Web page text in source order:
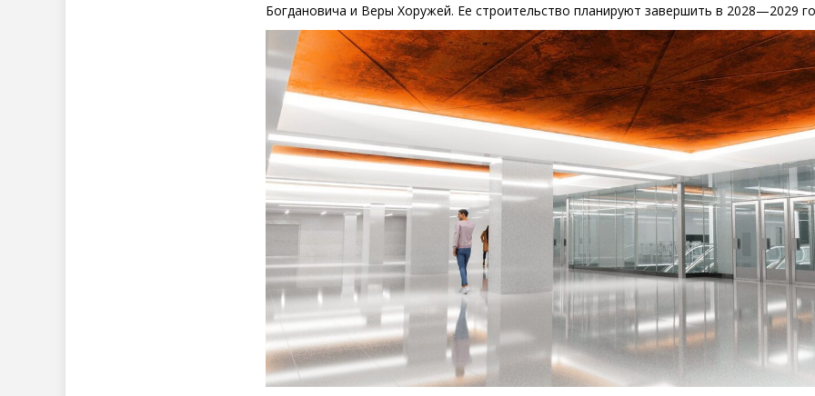
Богдановича и Веры Хоружей. Ее строительство планируют завершить в 2028—2029